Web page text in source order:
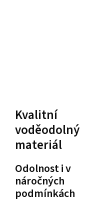
Kvalitní
voděodolný
materiál
Odolnost i v
náročných
podmínkách